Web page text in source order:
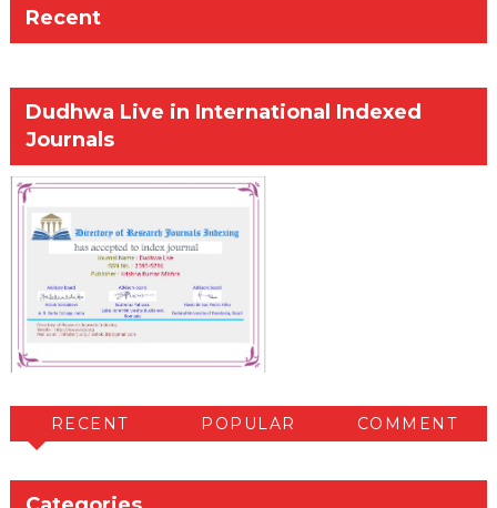
Recent
Dudhwa Live in International Indexed
Journals
RECENT POPULAR COMMENT